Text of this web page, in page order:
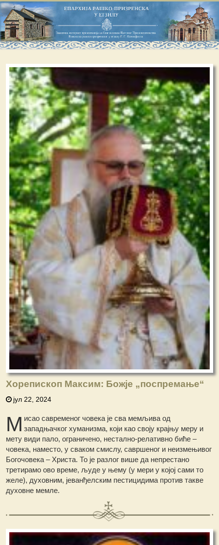
Хорепископ Максим: Божје „поспремање“
јул 22, 2024
М исао савременог човека је сва мемљива од
западњачког хуманизма, који као своју крајњу меру и
мету види пало, ограничено, нестално-релативно биће –
човека, наместо, у сваком смислу, савршеног и неизмењивог
Богочовека – Христа. То је разлог више да непрестано
третирамо ово време, људе у њему (у мери у којој сами то
желе), духовним, јеванђелским пестицидима против такве
духовне мемле.